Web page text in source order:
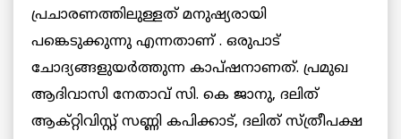
പ്രചാരണത്തിലുള്ളത് മനുഷ്യരായി
പങ്കെടുക്കുന്നു എന്നതാണ് . ഒരുപാട്
ചോദ്യങ്ങളുയര്‍ത്തുന്ന കാപ്ഷനാണത്. പ്രമുഖ
ആദിവാസി നേതാവ് സി. കെ ജാനു, ദലിത്
ആക്റ്റിവിസ്റ്റ് സണ്ണി കപിക്കാട്, ദലിത് സ്ത്രീപക്ഷ